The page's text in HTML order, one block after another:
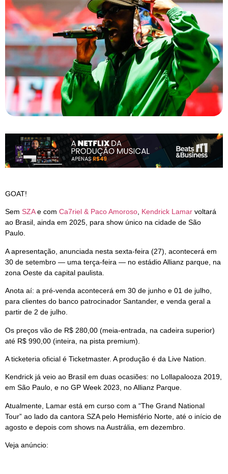
GOAT!
Sem SZAe com Ca7riel & Paco Amoroso, Kendrick Lamar voltará
ao Brasil, ainda em 2025, para show único na cidade de São
Paulo.
A apresentação, anunciada nesta sexta-feira (27), acontecerá em
30 de setembro — uma terça-feira — no estádio Allianz parque, na
zona Oeste da capital paulista.
Anota aí: a pré-venda acontecerá em 30 de junho e 01 de julho,
para clientes do banco patrocinador Santander, e venda geral a
partir de 2 de julho.
Os preços vão de R$ 280,00 (meia-entrada, na cadeira superior)
até R$ 990,00 (inteira, na pista premium).
A ticketeria oficial é Ticketmaster. A produção é da Live Nation.
Kendrick já veio ao Brasil em duas ocasiões: no Lollapalooza 2019,
em São Paulo, e no GP Week 2023, no Allianz Parque.
Atualmente, Lamar está em curso com a “The Grand National
Tour” ao lado da cantora SZA pelo Hemisfério Norte, até o início de
agosto e depois com shows na Austrália, em dezembro.
Veja anúncio: